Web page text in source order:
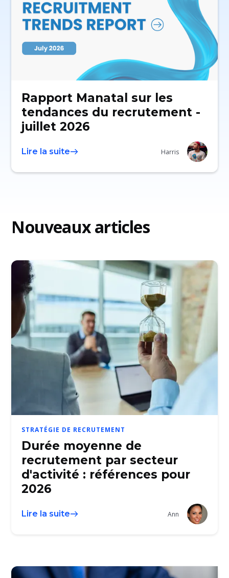
Rapport Manatal sur les
tendances du recrutement -
juillet 2026
Lire la suite Harris
Nouveaux articles
STRATÉGIE DE RECRUTEMENT
Durée moyenne de
recrutement par secteur
d'activité : références pour
2026
Lire la suite Ann